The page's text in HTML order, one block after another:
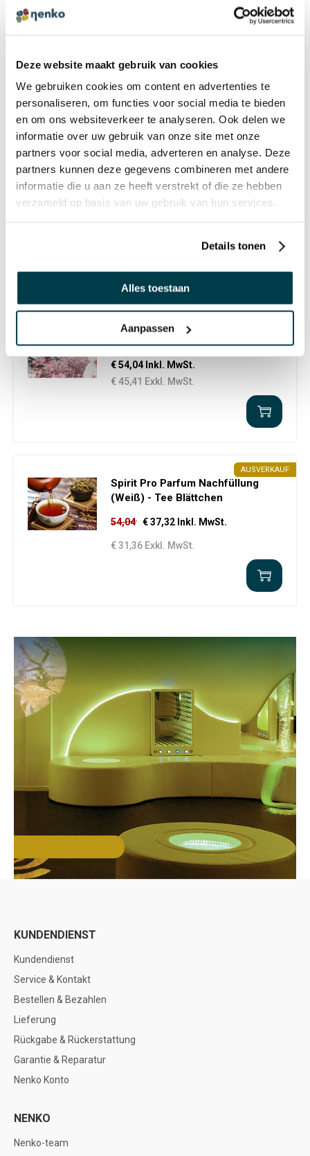
Deze website maakt gebruik van cookies
We gebruiken cookies om content en advertenties te
personaliseren, om functies voor social media te bieden
en om ons websiteverkeer te analyseren. Ook delen we
informatie over uw gebruik van onze site met onze
partners voor social media, adverteren en analyse. Deze
partners kunnen deze gegevens combineren met andere
informatie die u aan ze heeft verstrekt of die ze hebben
verzameld op basis van uw gebruik van hun services.
Details tonen
Alles toestaan
Aanpassen
BEWERTUNG ABGEBEN
Schaltfläche oben, um eine Bewertung zu schreiben.
ANDERE HABEN AUCH FOLGENDE ANGESEHEN:
Spirit Pro Parfum Nachfüllung
(Weiß) - Im Freien
€ 54,04 Inkl. MwSt.
Spirit Pro Parfum Nachfüllung
€ 54,04 Inkl. MwSt.
€ 45,41 Exkl. MwSt.
AUSVERKAUF
Spirit Pro Parfum Nachfüllung
(Weiß) - Tee Blättchen
€ 37,32 Inkl. MwSt.
54,04
€ 31,36 Exkl. MwSt.
KUNDENDIENST
Kundendienst
Service & Kontakt
Bestellen & Bezahlen
Lieferung
Rückgabe & Rückerstattung
Garantie & Reparatur
Nenko Konto
NENKO
Nenko-team